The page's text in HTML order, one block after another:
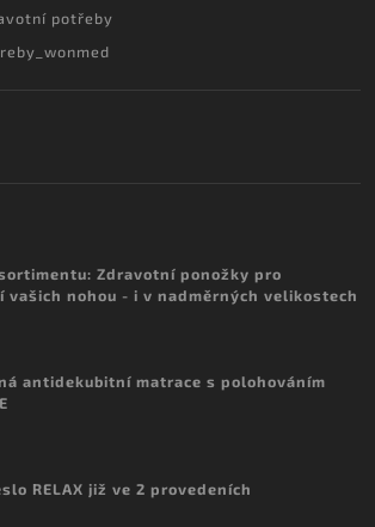
potřeby
Zdravotní ponožky pro
vašich nohou - i v nadměrných velikostech
antidekubitní matrace s polohováním
RELAX již ve 2 provedeních